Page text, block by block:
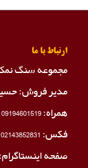
ارتباط با ما
مجموعه سنگ
مدیر فروش:
همراه:09194601519
فکس:02143852831
صفحه اینستاگرام: